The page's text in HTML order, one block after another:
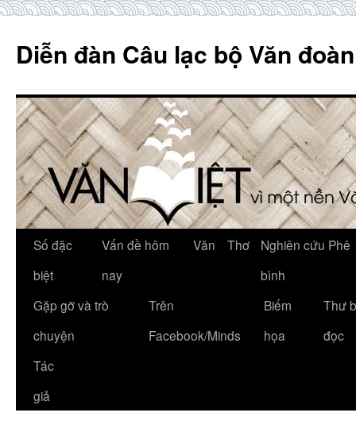
content
Diễn đàn Câu lạc bộ Văn
Số đặc
biệt
Vấn đề hôm
nay
Văn Thơ
Nghiên cứu Phê
bình
Gặp gỡ và trò
chuyện
Trên
Facebook/Minds
Biếm
họa
Thư
đọc
Tác
giả